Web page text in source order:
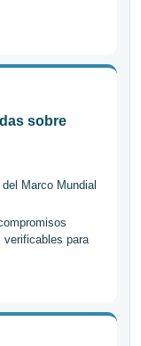
sobre
Marco Mundial
verificables para